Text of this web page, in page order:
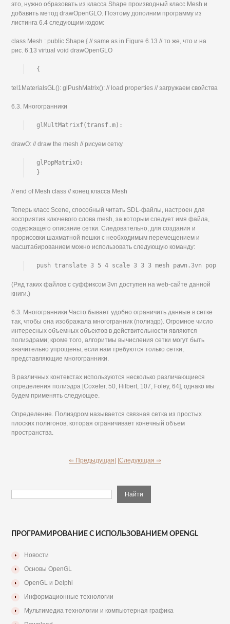
это, нужно образовать из класса Shape производный класс Mesh и
добавить метод drawOpenGLO. Поэтому дополним программу из
листинга 6.4 следующим кодом:
class Mesh : public Shape { // same as in Figure 6.13 // то же, что и на
рис. 6.13 virtual void drawOpenGLO
{
tel1MaterialsGL(): glPushMatrix(): // load properties // загружаем свойства
6.3. Многогранники
glMultMatrixf(transf.m):
drawO: // draw the mesh // рисуем сетку
glPopMatrixO:
}
// end of Mesh class // конец класса Mesh
Теперь класс Scene, способный читать SDL-файлы, настроен для
восприятия ключевого слова mesh, за которым следует имя файла,
содержащего описание сетки. Следовательно, для создания и
прорисовки шахматной пешки с необходимым перемещением и
масштабированием можно использовать следующую команду:
push translate 3 5 4 scale 3 3 3 mesh pawn.3vn pop
(Ряд таких файлов с суффиксом 3vn доступен на web-сайте данной
книги.)
6.3. Многогранники Часто бывает удобно ограничить данные в сетке
так, чтобы она изображала многогранник (полиэдр). Огромное число
интересных объемных объектов в действительности являются
полиэдрами; кроме того, алгоритмы вычисления сетки могут быть
значительно упрощены, если нам требуются только сетки,
представляющие многогранники.
В различных контекстах используются несколько различающиеся
определения полиэдра [Coxeter, 50, Hilbert, 107, Foley, 64], однако мы
будем применять следующее.
Определение. Полиэдром называется связная сетка из простых
плоских полигонов, которая ограничивает конечный объем
пространства.
⇐ Предыдущая| |Следующая ⇒
ПРОГРАМИРОВАНИЕ С ИСПОЛЬЗОВАНИЕМ OPENGL
Новости
Основы OpenGL
OpenGL и Delphi
Информационные технологии
Мультимедиа технологии и компьютерная графика